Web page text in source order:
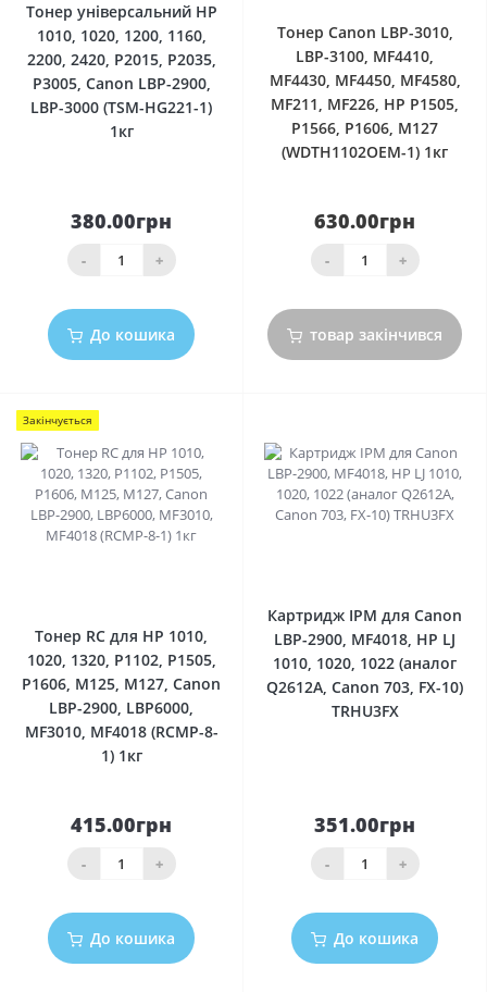
Тонер універсальний HP
1010, 1020, 1200, 1160,
2200, 2420, P2015, P2035,
P3005, Canon LBP-2900,
LBP-3000 (TSM-HG221-1)
1кг
380.00грн
- +
До кошика
Тонер Canon LBP-3010,
LBP-3100, MF4410,
MF4430, MF4450, MF4580,
MF211, MF226, HP P1505,
P1566, P1606, M127
(WDTH1102OEM-1) 1кг
630.00грн
- +
товар закінчився
Закінчується
Тонер RC для HP 1010,
1020, 1320, P1102, P1505,
P1606, M125, M127, Canon
LBP-2900, LBP6000,
MF3010, MF4018 (RCMP-8-
1) 1кг
415.00грн
- +
До кошика
Картридж IPM для Canon
LBP-2900, MF4018, HP LJ
1010, 1020, 1022 (аналог
Q2612A, Canon 703, FX-10)
TRHU3FX
351.00грн
- +
До кошика